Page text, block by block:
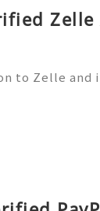
Zelle
to Zelle and
Enter